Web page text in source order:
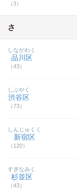
（3）
さ
品川区
（43）
しながわく
渋谷区
（73）
しぶやく
新宿区
（120）
しんじゅくく
杉並区
（43）
すぎなみく